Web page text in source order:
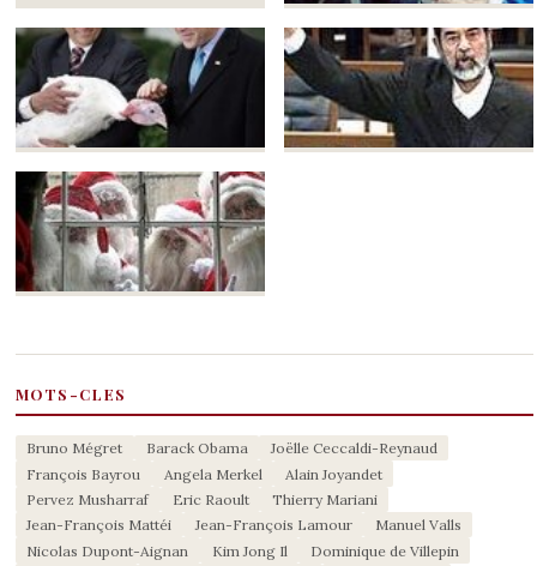
MOTS-CLES
Bruno Mégret Barack Obama
Joëlle Ceccaldi-Reynaud
François Bayrou
Angela Merkel
Alain Joyandet
Pervez Musharraf
Eric Raoult
Thierry Mariani
Jean-François Mattéi
Jean-François Lamour
Manuel Valls
Nicolas Dupont-Aignan
Kim Jong Il
Dominique de Villepin